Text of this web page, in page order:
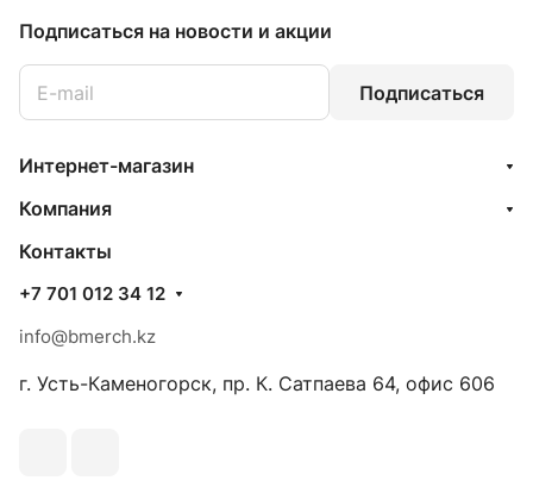
Подписаться на новости и акции
Подписаться
Интернет-магазин
Компания
Контакты
+7 701 012 34 12
info@bmerch.kz
г. Усть-Каменогорск, пр. К. Сатпаева 64, офис 606